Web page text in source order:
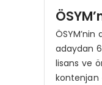
adaydan
lisans ve
kontenjan